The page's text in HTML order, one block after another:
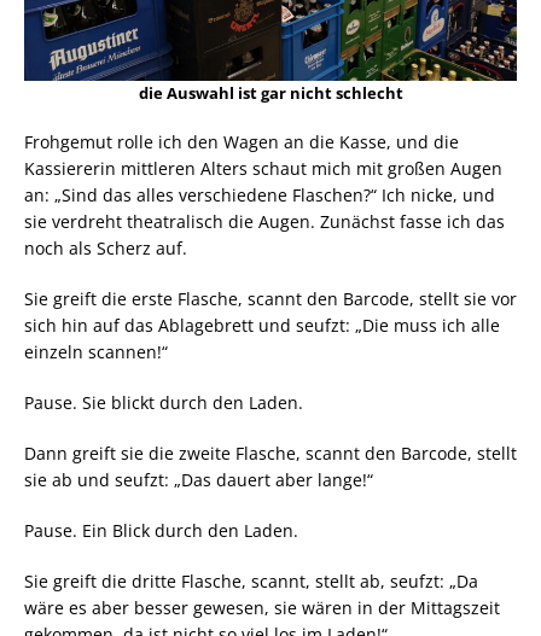
die Auswahl ist gar nicht schlecht
Frohgemut rolle ich den Wagen an die Kasse, und die
Kassiererin mittleren Alters schaut mich mit großen Augen
an: „Sind das alles verschiedene Flaschen?“ Ich nicke, und
sie verdreht theatralisch die Augen. Zunächst fasse ich das
noch als Scherz auf.
Sie greift die erste Flasche, scannt den Barcode, stellt sie vor
sich hin auf das Ablagebrett und seufzt: „Die muss ich alle
einzeln scannen!“
Pause. Sie blickt durch den Laden.
Dann greift sie die zweite Flasche, scannt den Barcode, stellt
sie ab und seufzt: „Das dauert aber lange!“
Pause. Ein Blick durch den Laden.
Sie greift die dritte Flasche, scannt, stellt ab, seufzt: „Da
wäre es aber besser gewesen, sie wären in der Mittagszeit